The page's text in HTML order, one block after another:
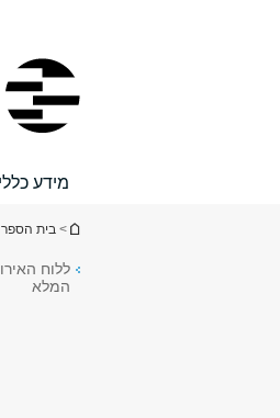
מידע כללי
הינך נמצא
> בית
ללוח
המלא